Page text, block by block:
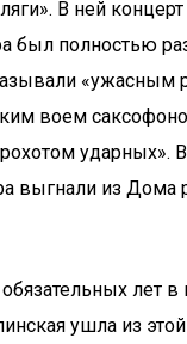
В ней
был полностью
«ужасным
воем
ударных». В
выгнали из Дома
лет в
ушла из